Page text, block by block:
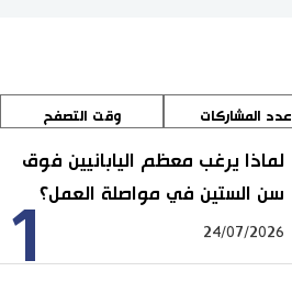
عدد المشاركات وقت التصفح
1
لماذا يرغب معظم اليابانيين فوق
سن الستين في مواصلة العمل؟
24/07/2026